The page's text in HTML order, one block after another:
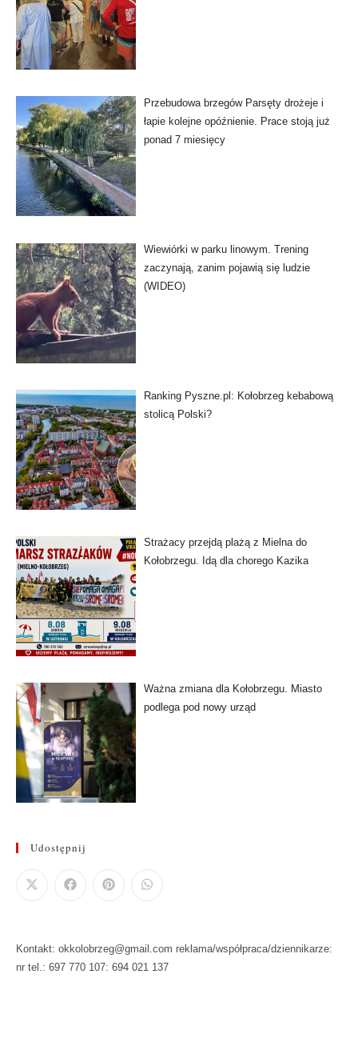
Przebudowa brzegów Parsęty drożeje i
łapie kolejne opóźnienie. Prace stoją już
ponad 7 miesięcy
Wiewiórki w parku linowym. Trening
zaczynają, zanim pojawią się ludzie
(WIDEO)
Ranking Pyszne.pl: Kołobrzeg kebabową
stolicą Polski?
Strażacy przejdą plażą z Mielna do
Kołobrzegu. Idą dla chorego Kazika
Ważna zmiana dla Kołobrzegu. Miasto
podlega pod nowy urząd
Udostępnij
Kontakt: okkolobrzeg@gmail.com reklama/współpraca/dziennikarze:
nr tel.: 697 770 107: 694 021 137